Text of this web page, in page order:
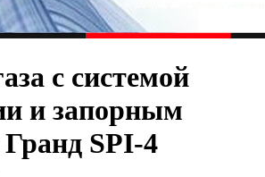
с системой
и запорным
SPI-4